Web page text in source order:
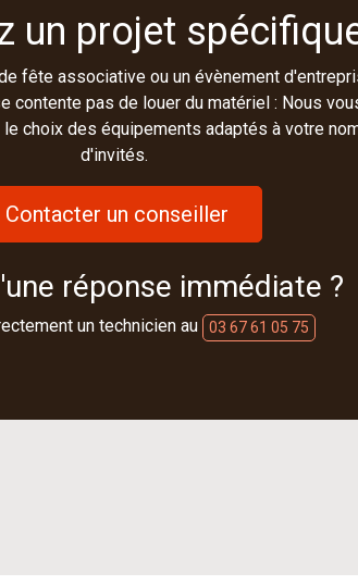
un projet
fête associative ou un évènement
contente pas de louer du matériel : Nous
choix des équipements adaptés à votre
d'invités.
Contacter un conseiller
réponse immédiate ?
un technicien au 03 67 61 05 75